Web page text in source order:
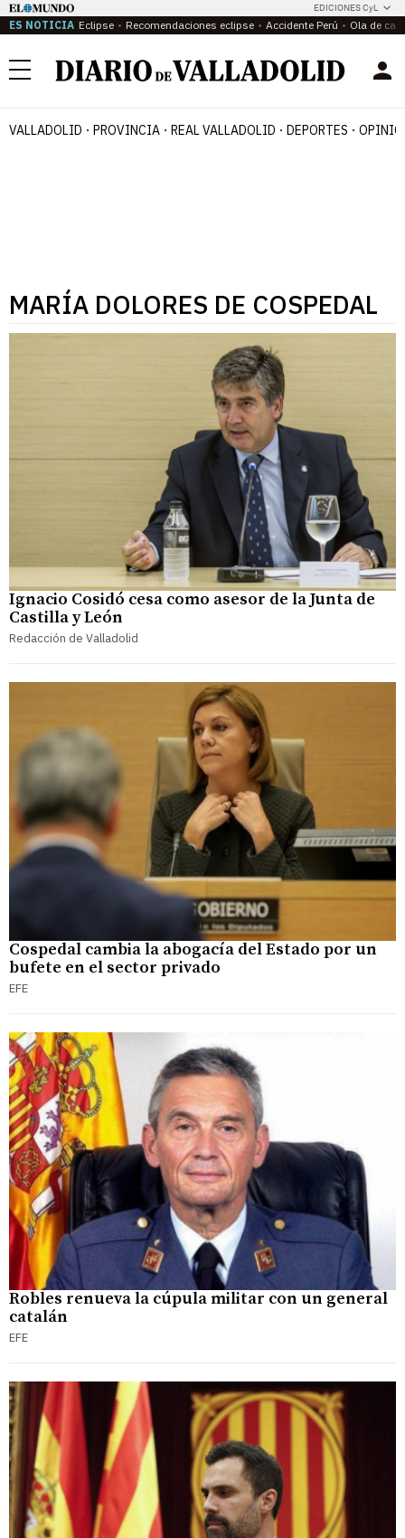
EDICIONES CyL
ES NOTICIA Eclipse Recomendaciones eclipse Accidente Perú Ola de
Menú
VALLADOLID PROVINCIA REAL VALLADOLID DEPORTES
MARÍA DOLORES DE COSPEDAL
Ignacio Cosidó cesa como asesor de la Junta de
Castilla y León
Redacción de Valladolid
Cospedal cambia la abogacía del Estado por un
bufete en el sector privado
EFE
Robles renueva la cúpula militar con un general
catalán
EFE